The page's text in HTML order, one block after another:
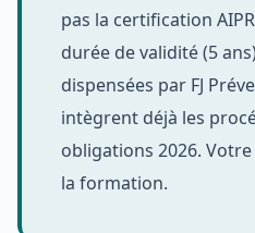
pas la certification
durée de validité (5
dispensées par FJ
intègrent déjà les
obligations 2026.
la formation.